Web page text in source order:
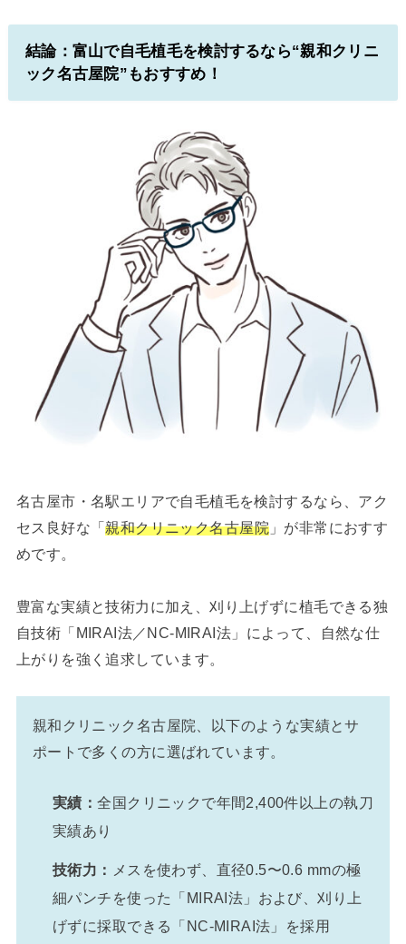
結論：富山で自毛植毛を検討するなら“親和クリニ
ック名古屋院”もおすすめ！
名古屋市・名駅エリアで自毛植毛を検討するなら、アク
セス良好な「親和クリニック名古屋院」が非常におすす
めです。
豊富な実績と技術力に加え、刈り上げずに植毛できる独
自技術「MIRAI法／NC-MIRAI法」によって、自然な仕
上がりを強く追求しています。
親和クリニック名古屋院、以下のような実績とサ
ポートで多くの方に選ばれています。
実績：全国クリニックで年間2,400件以上の執刀
実績あり
技術力：
メスを使わず、直径0.5〜0.6 mmの極
細パンチを使った「MIRAI法」および、刈り上
げずに採取できる「NC-MIRAI法」を採用